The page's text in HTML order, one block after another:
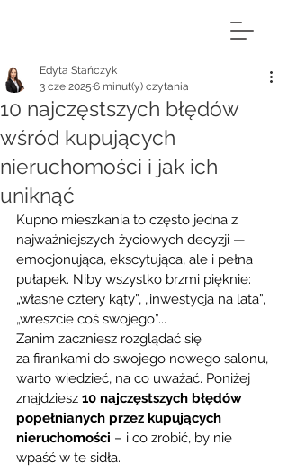
10 najczęstszych błędów
wśród kupujących
nieruchomości i jak ich
uniknąć
Edyta Stańczyk
3 cze 2025 6 minut(y) czytania
Kupno mieszkania to często jedna z
najważniejszych życiowych decyzji —
emocjonująca, ekscytująca, ale i pełna
pułapek. Niby wszystko brzmi pięknie:
„własne cztery kąty”, „inwestycja na lata”,
„wreszcie coś swojego”...
Zanim zaczniesz rozglądać się
za firankami do swojego nowego salonu,
warto wiedzieć, na co uważać. Poniżej
znajdziesz 10 najczęstszych błędów
popełnianych przez kupujących
nieruchomości – i co zrobić, by nie
wpaść w te sidła.